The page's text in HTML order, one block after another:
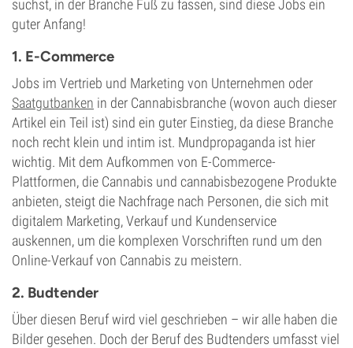
suchst, in der Branche Fuß zu fassen, sind diese Jobs ein
guter Anfang!
1. E-Commerce
Jobs im Vertrieb und Marketing von Unternehmen oder
Saatgutbanken in der Cannabisbranche (wovon auch dieser
Artikel ein Teil ist) sind ein guter Einstieg, da diese Branche
noch recht klein und intim ist. Mundpropaganda ist hier
wichtig. Mit dem Aufkommen von E-Commerce-
Plattformen, die Cannabis und cannabisbezogene Produkte
anbieten, steigt die Nachfrage nach Personen, die sich mit
digitalem Marketing, Verkauf und Kundenservice
auskennen, um die komplexen Vorschriften rund um den
Online-Verkauf von Cannabis zu meistern.
2. Budtender
Über diesen Beruf wird viel geschrieben – wir alle haben die
Bilder gesehen. Doch der Beruf des Budtenders umfasst viel